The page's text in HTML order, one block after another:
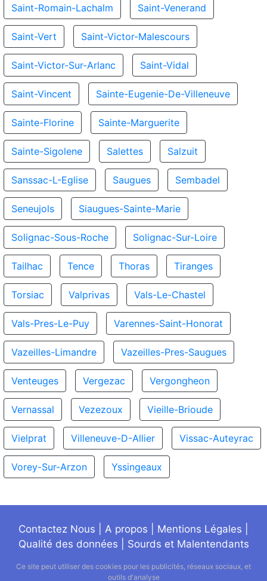
Saint-Romain-Lachalm Saint-Venerand
Saint-Vert Saint-Victor-Malescours
Saint-Victor-Sur-Arlanc Saint-Vidal
Saint-Vincent Sainte-Eugenie-De-Villeneuve
Sainte-Florine Sainte-Marguerite
Sainte-Sigolene Salettes Salzuit
Sanssac-L-Eglise Saugues Sembadel
Seneujols Siaugues-Sainte-Marie
Solignac-Sous-Roche Solignac-Sur-Loire
Tailhac Tence Thoras Tiranges
Torsiac Valprivas Vals-Le-Chastel
Vals-Pres-Le-Puy Varennes-Saint-Honorat
Vazeilles-Limandre Vazeilles-Pres-Saugues
Venteuges Vergezac Vergongheon
Vernassal Vezezoux Vieille-Brioude
Vielprat Villeneuve-D-Allier Vissac-Auteyrac
Vorey-Sur-Arzon Yssingeaux
Contactez Nous A propos Mentions Légales
Qualité des données
Sourds et Malentendants
Ce site peut utiliser des cookies pour les publicités, réseaux sociaux, et
outils d'analyse